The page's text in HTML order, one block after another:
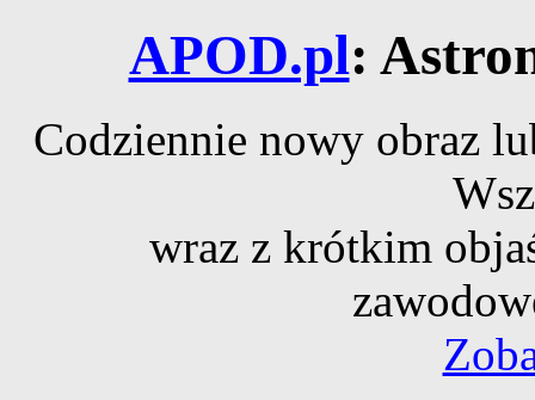
APOD.pl:
Codziennie nowy obraz
wraz z krótkim